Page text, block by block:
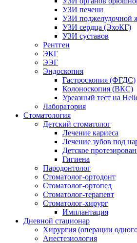
УЗИ печени
УЗИ поджелудочной
УЗИ сердца (ЭхоКГ)
УЗИ суставов
Рентген
ЭКГ
ЭЭГ
Эндоскопия
Гастроскопия (ФГДС)
Колоноскопия (ВКС)
Уреазный тест на
Лаборатория
Стоматология
Детский стоматолог
Лечение кариеса
Лечение зубов под
Детское
Гигиена
Пародонтолог
Стоматолог-ортодонт
Стоматолог-ортопед
Стоматолог-терапевт
Стоматолог-хирург
Имплантация
Дневной стационар
Хирургия (операции
Анестезиология